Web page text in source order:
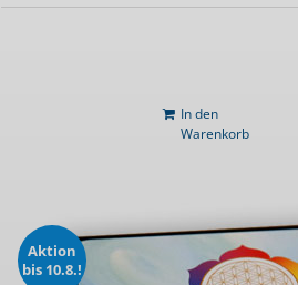
In den
Warenkorb
Aktion
bis 10.8.!